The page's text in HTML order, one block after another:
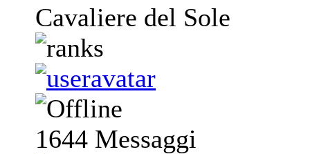
Cavaliere del Sole
1644 Messaggi